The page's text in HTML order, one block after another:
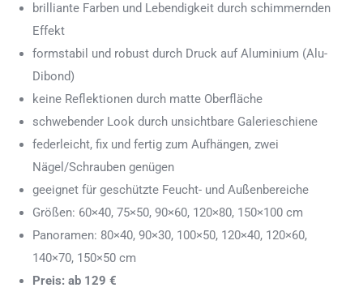
brilliante Farben und Lebendigkeit durch schimmernden
Effekt
formstabil und robust durch Druck auf Aluminium (Alu-
Dibond)
keine Reflektionen durch matte Oberfläche
schwebender Look durch unsichtbare Galerieschiene
federleicht, fix und fertig zum Aufhängen, zwei
Nägel/Schrauben genügen
geeignet für geschützte Feucht- und Außenbereiche
Größen: 60×40, 75×50, 90×60, 120×80, 150×100 cm
Panoramen: 80×40, 90×30, 100×50, 120×40, 120×60,
140×70, 150×50 cm
Preis: ab 129 €